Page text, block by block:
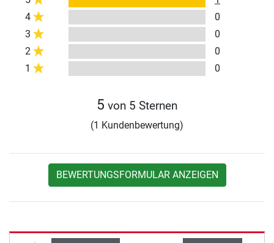
4
0
3
0
2
0
1
0
5 von 5 Sternen
(1 Kundenbewertung)
BEWERTUNGSFORMULAR ANZEIGEN